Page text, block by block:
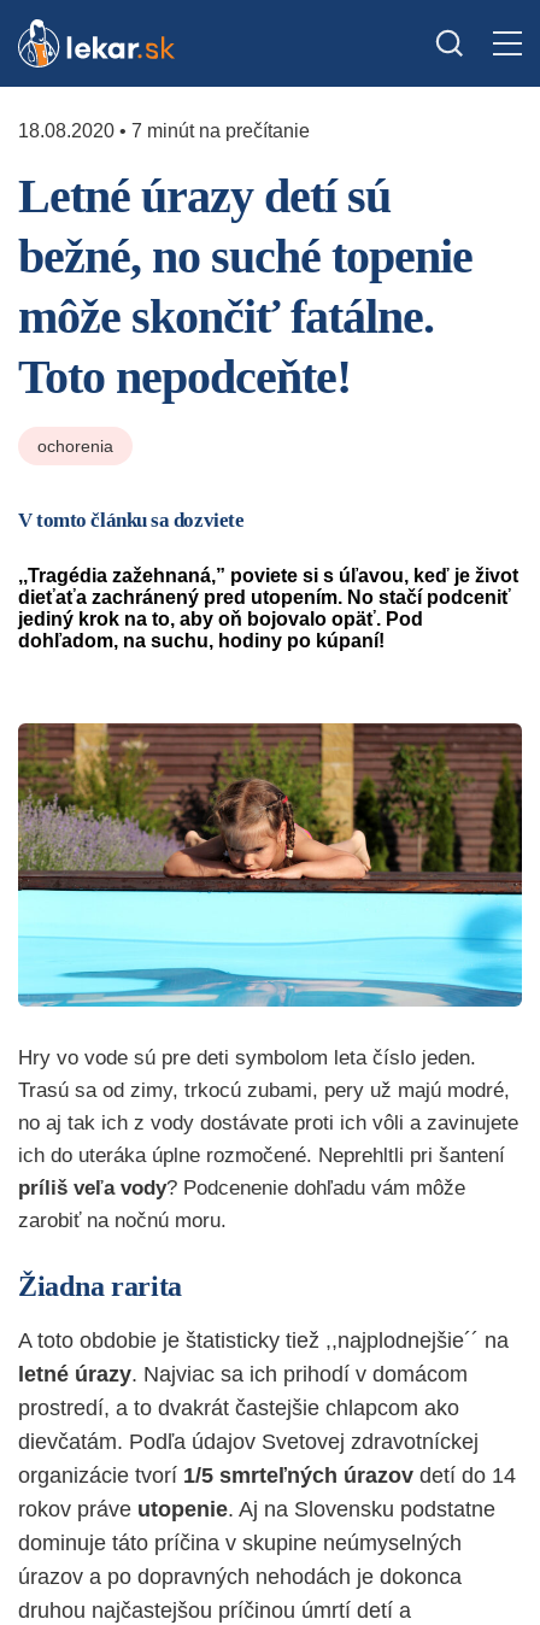
18.08.2020 • 7 minút na prečítanie
Letné úrazy detí sú
bežné, no suché topenie
môže skončiť fatálne.
Toto nepodceňte!
ochorenia
V tomto článku sa dozviete
,,Tragédia zažehnaná,” poviete si s úľavou, keď je život
dieťaťa zachránený pred utopením. No stačí podceniť
jediný krok na to, aby oň bojovalo opäť. Pod
dohľadom, na suchu, hodiny po kúpaní!
Hry vo vode sú pre deti symbolom leta číslo jeden.
Trasú sa od zimy, trkocú zubami, pery už majú modré,
no aj tak ich z vody dostávate proti ich vôli a zavinujete
ich do uteráka úplne rozmočené. Neprehltli pri šantení
príliš veľa vody? Podcenenie dohľadu vám môže
zarobiť na nočnú moru.
Žiadna rarita
A toto obdobie je štatisticky tiež ,,najplodnejšie´´ na
letné úrazy. Najviac sa ich prihodí v domácom
prostredí, a to dvakrát častejšie chlapcom ako
dievčatám. Podľa údajov Svetovej zdravotníckej
organizácie tvorí 1/5 smrteľných úrazov detí do 14
rokov práve utopenie. Aj na Slovensku podstatne
dominuje táto príčina v skupine neúmyselných
úrazov a po dopravných nehodách je dokonca
druhou najčastejšou príčinou úmrtí detí a